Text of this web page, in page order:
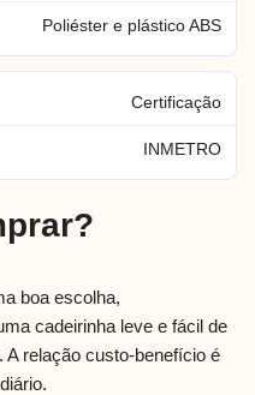
Poliéster e plástico ABS
Certificação
INMETRO
boa escolha,
cadeirinha leve e fácil de
A relação custo-benefício é